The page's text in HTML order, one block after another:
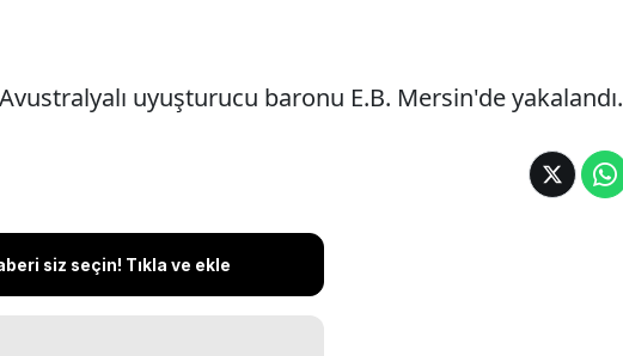
uyuşturucu baronu E.B. Mersin'de yakalandı.
siz seçin! Tıkla ve ekle